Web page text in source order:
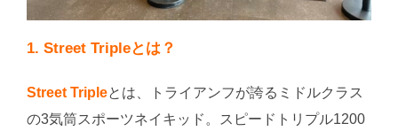
1. Street Tripleとは？
Street Tripleとは、トライアンフが誇るミドルクラス
の3気筒スポーツネイキッド。スピードトリプル1200